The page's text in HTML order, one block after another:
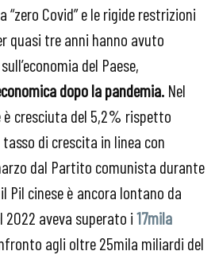
Covid” e le rigide restrizioni
quasi tre anni hanno avuto
del Paese,
dopo la pandemia. Nel
è cresciuta del 5,2% rispetto
tasso di crescita in linea con
dal Partito comunista durante
Pil cinese è ancora lontano da
aveva superato i17mila
agli oltre 25mila miliardi del